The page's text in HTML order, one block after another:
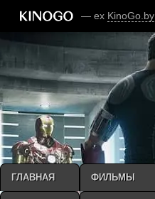
— ex KinoGo.by
ГЛАВНАЯ ФИЛЬМЫ